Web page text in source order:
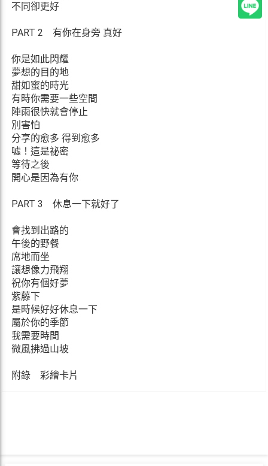
不同卻更好
PART 2 有你在身旁 真好
你是如此閃耀
夢想的目的地
甜如蜜的時光
有時你需要一些空間
陣雨很快就會停止
別害怕
分享的愈多 得到愈多
噓！這是祕密
等待之後
開心是因為有你
PART 3 休息一下就好了
會找到出路的
午後的野餐
席地而坐
讓想像力飛翔
祝你有個好夢
紫藤下
是時候好好休息一下
屬於你的季節
我需要時間
微風拂過山坡
附錄 彩繪卡片